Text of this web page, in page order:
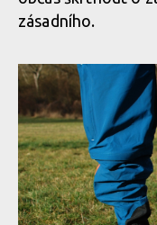
zásadního.